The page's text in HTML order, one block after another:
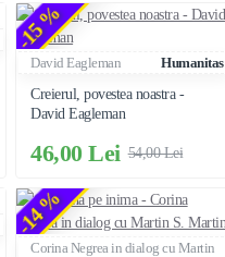
-15 %
David Eagleman
Humanitas
Creierul, povestea noastra -
David Eagleman
46,00 Lei 54,00 Lei
-14 %
Corina Negrea in dialog cu Martin